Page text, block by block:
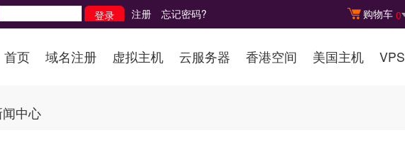
购物车 0
注册 忘记密码?
首页 域名注册 虚拟主机 云服务器 香港空间 美国主机 VPS
闻中心